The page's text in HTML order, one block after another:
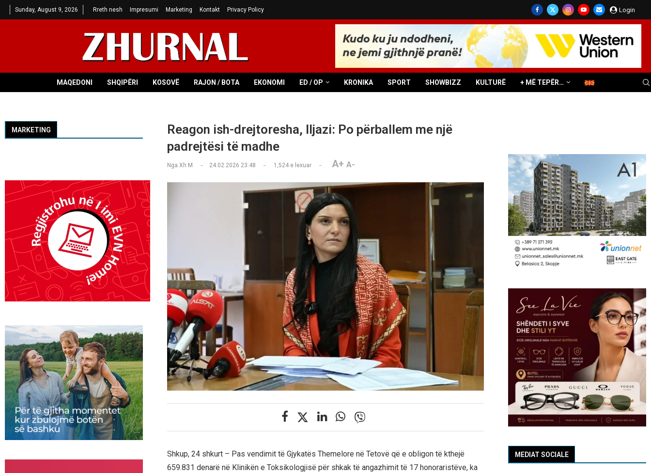
Sunday, August 9, 2026 Rreth nesh Impresumi Marketing Kontakt Privacy Policy Login
MAQEDONI SHQIPËRI KOSOVË RAJON / BOTA EKONOMI ED / OP KRONIKA SPORT SHOWBIZZ KULTURË + MË TEPËR…
Reagon ish-drejtoresha, Iljazi: Po përballem me një
padrejtësi të madhe
Nga Xh M 24.02.2026 23:48 1,524e lexuar A+ A-
Shkup, 24 shkurt – Pas vendimit të Gjykatës Themelore në Tetovë që e obligon të kthejë
659.831 denarë në Klinikën e Toksikologjisë për shkak të angazhimit të 17 honoraristëve, ka
MEDIAT SOCIALE
MARKETING